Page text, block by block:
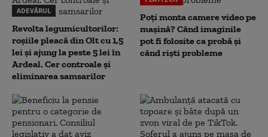
ADEVĂRUL
Revolta legumicultorilor:
roșiile pleacă din Olt cu 1,5
lei și ajung la peste 5 lei în
Ardeal. Cer controale și
eliminarea samsarilor
Poți monta camere video pe
mașină? Când imaginile
pot fi folosite ca probă și
când riști probleme